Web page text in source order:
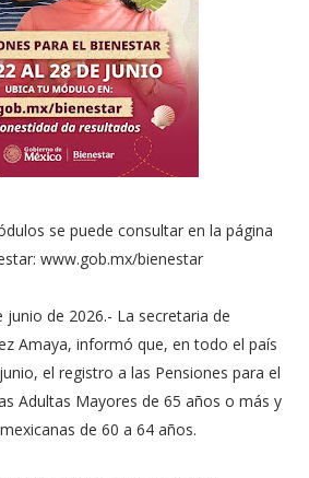
se puede consultar en la página
www.gob.mx/bienestar
junio de 2026.- La secretaria de
Amaya, informó que, en todo el país
el registro a las Pensiones para el
Adultas Mayores de 65 años o más y
de 60 a 64 años.